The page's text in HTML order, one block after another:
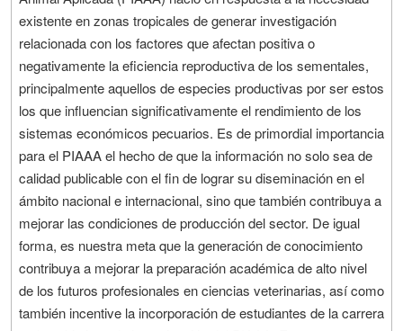
existente en zonas tropicales de generar investigación
relacionada con los factores que afectan positiva o
negativamente la eficiencia reproductiva de los sementales,
principalmente aquellos de especies productivas por ser estos
los que influencian significativamente el rendimiento de los
sistemas económicos pecuarios. Es de primordial importancia
para el PIAAA el hecho de que la información no solo sea de
calidad publicable con el fin de lograr su diseminación en el
ámbito nacional e internacional, sino que también contribuya a
mejorar las condiciones de producción del sector. De igual
forma, es nuestra meta que la generación de conocimiento
contribuya a mejorar la preparación académica de alto nivel
de los futuros profesionales en ciencias veterinarias, así como
también incentive la incorporación de estudiantes de la carrera